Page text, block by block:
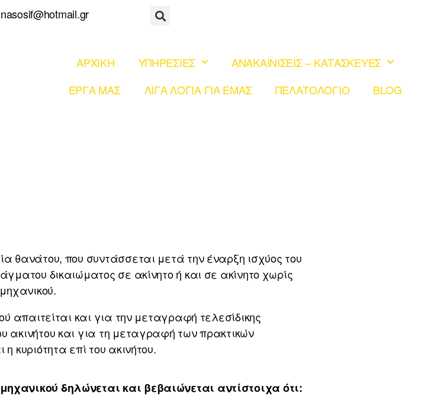
ΑΡΧΙΚΗ ΥΠΗΡΕΣΙΕΣ
ΑΝΑΚΑΙΝΙΣΕΙΣ – ΚΑΤΑΣΚΕΥΕΣ
ΕΡΓΑ ΜΑΣ
ΛΙΓΑ ΛΟΓΙΑ ΓΙΑ ΕΜΑΣ ΠΕΛΑΤΟΛΟΓΙΟ BLOG
θανάτου, που συντάσσεται μετά την έναρξη ισχύος του
δικαιώματος σε ακίνητο ή και σε ακίνητο χωρίς
απαιτείται και για την μεταγραφή τελεσίδικης
ακινήτου και για τη μεταγραφή των πρακτικών
κυριότητα επί του ακινήτου.
δηλώνεται και βεβαιώνεται αντίστοιχα ότι: